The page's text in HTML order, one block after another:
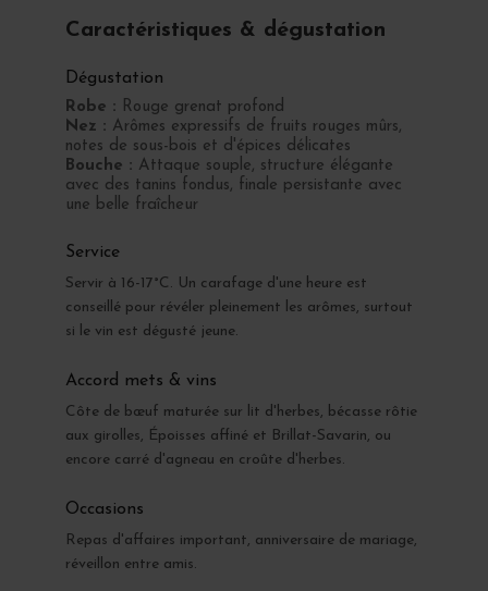
Caractéristiques & dégustation
Dégustation
Robe : Rouge grenat profond
Nez : Arômes expressifs de fruits rouges mûrs,
notes de sous-bois et d'épices délicates
Bouche : Attaque souple, structure élégante
avec des tanins fondus, finale persistante avec
une belle fraîcheur
Service
Servir à 16-17°C. Un carafage d'une heure est
conseillé pour révéler pleinement les arômes, surtout
si le vin est dégusté jeune.
Accord mets & vins
Côte de bœuf maturée sur lit d'herbes, bécasse rôtie
aux girolles, Époisses affiné et Brillat-Savarin, ou
encore carré d'agneau en croûte d'herbes.
Occasions
Repas d'affaires important, anniversaire de mariage,
réveillon entre amis.